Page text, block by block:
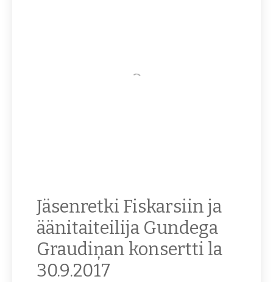
Jäsenretki Fiskarsiin ja
äänitaiteilija Gundega
Graudiņan konsertti la
30.9.2017